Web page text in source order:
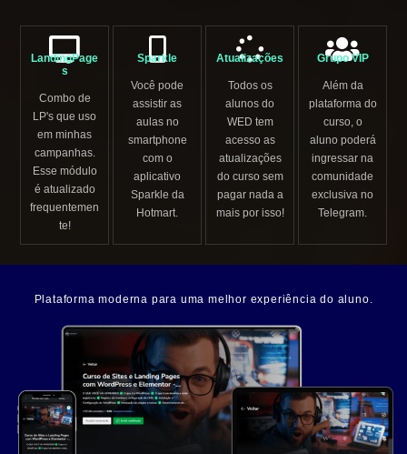
LandingPage
s
Combo de
LP's que uso
em minhas
campanhas.
Esse módulo
é atualizado
frequentemen
te!
Sparkle
Você pode
assistir as
aulas no
smartphone
com o
aplicativo
Sparkle da
Hotmart.
Atualizações
Todos os
alunos do
WED tem
acesso as
atualizações
do curso sem
pagar nada a
mais por isso!
Grupo VIP
Além da
plataforma do
curso, o
aluno poderá
ingressar na
comunidade
exclusiva no
Telegram.
Plataforma moderna para uma melhor experiência do aluno.